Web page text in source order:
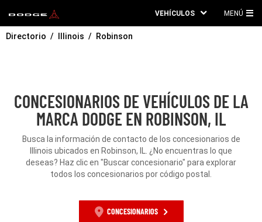
VEHÍCULOS MENÚ
Directorio Illinois Robinson
CONCESIONARIOS DE VEHÍCULOS DE LA
MARCA DODGE EN ROBINSON, IL
Busca la información de contacto de los concesionarios de
Illinois ubicados en Robinson, IL. ¿No encuentras lo que
deseas? Haz clic en "Buscar concesionario" para explorar
todos los concesionarios por código postal.
CONCESIONARIOS